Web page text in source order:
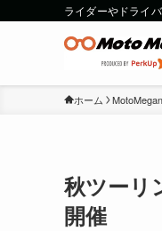
ライダーやドライ
ホーム
秋ツーリ
開催